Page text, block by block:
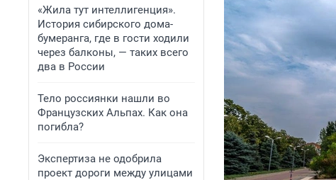
«Жила тут интеллигенция».
История сибирского дома-
бумеранга, где в гости ходили
через балконы, — таких всего
два в России
Тело россиянки нашли во
Французских Альпах. Как она
погибла?
Экспертиза не одобрила
проект дороги между улицами